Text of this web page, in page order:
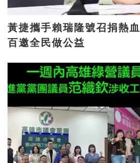
黃捷攜手賴瑞隆號召捐熱血 8/9高雄大遠
百邀全民做公益